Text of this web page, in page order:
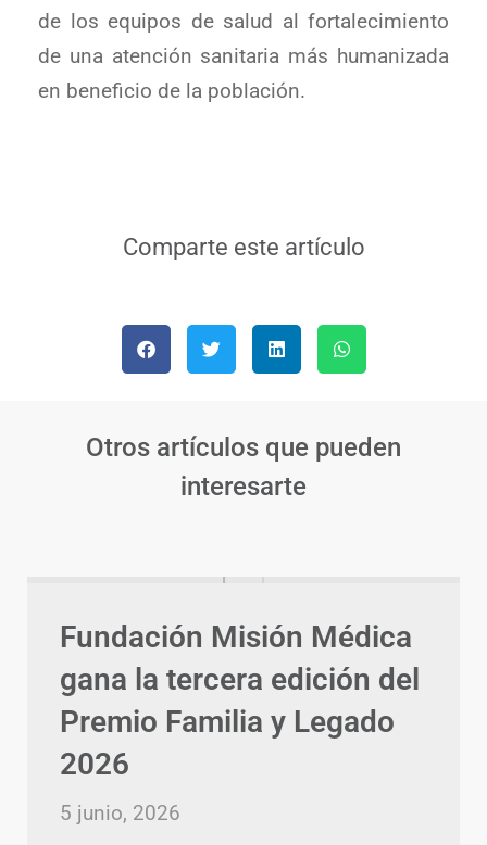
de los equipos de salud al fortalecimiento
de una atención sanitaria más humanizada
en beneficio de la población.
Comparte este artículo
Otros artículos que pueden
interesarte
Fundación Misión Médica
gana la tercera edición del
Premio Familia y Legado
2026
5 junio, 2026